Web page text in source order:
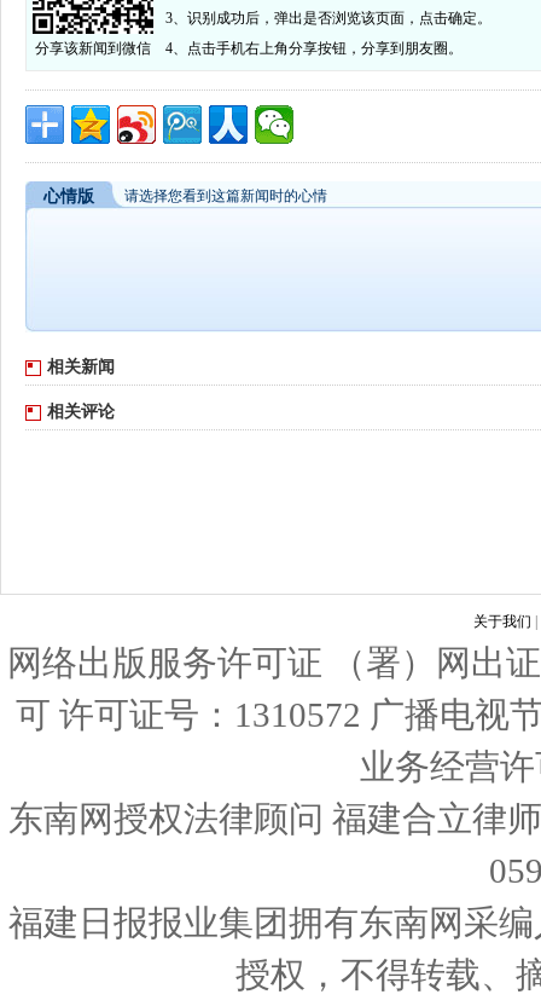
分享该新闻到微信
3、识别成功后，弹出是否浏览该页面，点击确定。
4、点击手机右上角分享按钮，分享到朋友圈。
心情版 请选择您看到这篇新闻时的心情
相关新闻
相关评论
关于我们
网络出版服务许可证 （署）网出
可 许可证号：1310572 广播电视
业务经营
东南网授权法律顾问 福建合立律
福建日报报业集团拥有东南网采
授权，不得转载、